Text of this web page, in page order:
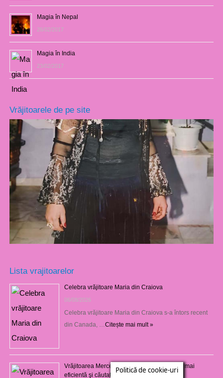
Magia în Nepal
26/02/2017
Magia în India
23/02/2017
Vrăjitoarele de pe site
Lista vrajitoarelor
Celebra vrăjitoare Maria din Craiova
06/08/2026
Celebra vrăjitoare Maria din Craiova s-a întors recent
din Canada, … Citește mai mult »
Vrăjitoarea Mercedeza din Craiova este cea mai
eficientă şi căutată
Politică de cookie-uri